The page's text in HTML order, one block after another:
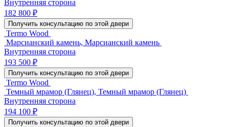
Внутренняя сторона
182 800 ₽
Получить консультацию по этой двери
Termo Wood
Марсианский камень, Марсианский камень
Внутренняя сторона
193 500 ₽
Получить консультацию по этой двери
Termo Wood
Темный мрамор (Глянец), Темный мрамор (Глянец)
Внутренняя сторона
194 100 ₽
Получить консультацию по этой двери